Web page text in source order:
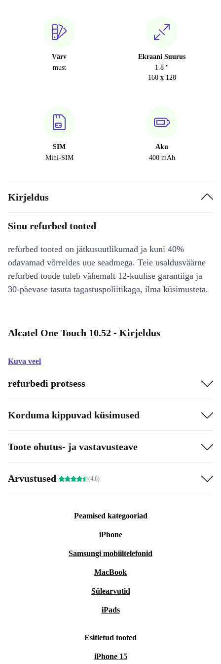
Värv
must
Ekraani Suurus
1.8 "
160 x 128
SIM
Mini-SIM
Aku
400 mAh
Kirjeldus
Sinu refurbed tooted
refurbed tooted on jätkusuutlikumad ja kuni 40%
odavamad võrreldes uue seadmega. Teie usaldusväärne
refurbed toode tuleb vähemalt 12-kuulise garantiiga ja
30-päevase tasuta tagastuspoliitikaga, ilma küsimusteta.
Alcatel One Touch 10.52 - Kirjeldus
Kuva veel
refurbedi protsess
Korduma kippuvad küsimused
Toote ohutus- ja vastavusteave
Arvustused (4.6)
Peamised kategooriad
iPhone
Samsungi mobiiltelefonid
MacBook
Sülearvutid
iPads
Esitletud tooted
iPhone 15